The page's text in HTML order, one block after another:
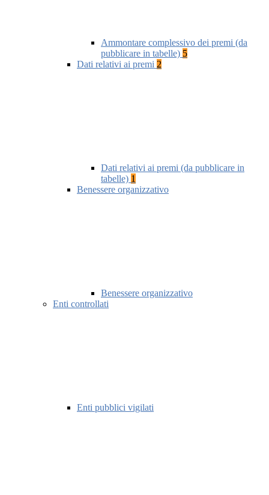
Ammontare complessivo dei premi (da
pubblicare in tabelle) 5
Dati relativi ai premi 2
Dati relativi ai premi (da pubblicare in
tabelle) 1
Benessere organizzativo
Benessere organizzativo
Enti controllati
Enti pubblici vigilati